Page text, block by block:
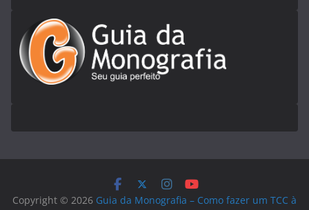
Copyright © 2026 Guia da Monografia – Como fazer um TCC à